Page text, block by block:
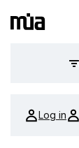
Log in